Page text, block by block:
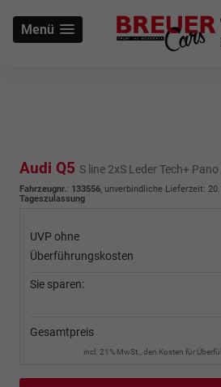
Menü
Audi Q5 S line 2xS Leder Tech+
Fahrzeugnr.: 133556, unverbindliche Lieferzeit:
Tageszulassung
UVP ohne
Überführungskosten
Sie sparen:
Gesamtpreis
incl. 21% MwSt., den Kosten für